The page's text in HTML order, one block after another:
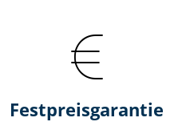
Festpreis​garantie